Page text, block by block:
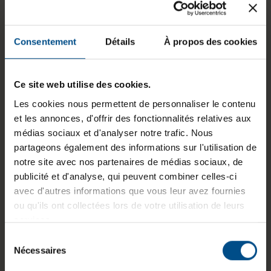
Consentement Détails À propos des cookies
Ce site web utilise des cookies.
Les cookies nous permettent de personnaliser le contenu
et les annonces, d'offrir des fonctionnalités relatives aux
médias sociaux et d'analyser notre trafic. Nous
partageons également des informations sur l'utilisation de
notre site avec nos partenaires de médias sociaux, de
publicité et d'analyse, qui peuvent combiner celles-ci
avec d'autres informations que vous leur avez fournies
ou qu'ils ont collectées lors de votre utilisation de leurs
services.
Nécessaires
Informations sur le produit
Le HP EliteBook 830 G6 est un ordinateur
portable reconditionné conçu pour les usages
génération, de 8 Go de mémoire vive DDR4 et
d'un SSD de 250 Go, il offre des performances
Reconditionné
GTIN/EAN : 3701157138741
Dimensions (L x l x H) :
310,4 x 229,3 x 17,7
Poids : 1,33 kg